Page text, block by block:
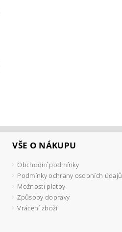
VŠE O NÁKUPU
Obchodní podmínky
Podmínky ochrany osobních údajů
Možnosti platby
Způsoby dopravy
Vrácení zboží